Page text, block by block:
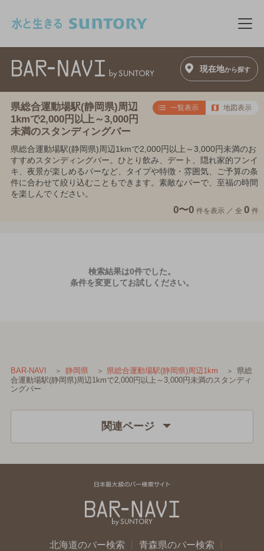
メ
現在地から探す
県総合運動場駅(静岡県)周辺
1kmで2,000円以上～3,000円
未満のスタンディングバー
一覧表示 地図表示
県総合運動場駅(静岡県)周辺1kmで2,000円以上～3,000円未満のお
すすめスタンディングバー。ひとり飲み、デート、隠れ家的フンイ
キ、夜景が楽しめるバーなど、タイプや特徴・雰囲気、ご予算の条
件に合わせて絞り込むこともできます。素敵なバーで、至福の時間
を楽しんでください。
0〜0 件を表示 ／ 全 0 件
検索結果は0件でした。
条件を変更してお試しください。
BAR-NAVI 静岡県 県総合運動場駅(静岡県)周辺1km
県総
合運動場駅(静岡県)周辺1kmで2,000円以上～3,000円未満のスタンディ
ングバー
関連ページ
北海道のバー検索
青森県のバー検索